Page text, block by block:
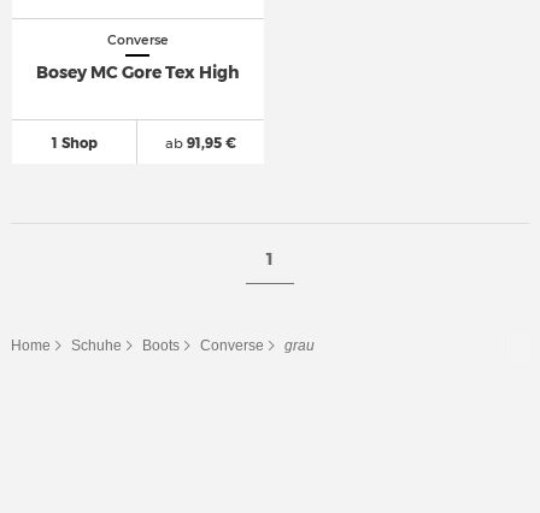
Converse
Bosey MC Gore Tex High
1 Shop ab91,95 €
1
Home Schuhe Boots Converse grau